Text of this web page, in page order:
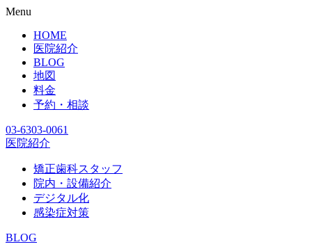
Menu
HOME
医院紹介
BLOG
地図
料金
予約・相談
03-6303-0061
医院紹介
矯正歯科スタッフ
院内・設備紹介
デジタル化
感染症対策
BLOG